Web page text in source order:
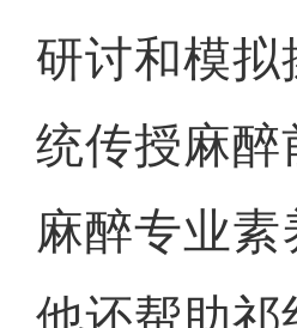
研讨和模
统传授麻
麻醉专业
他还帮助